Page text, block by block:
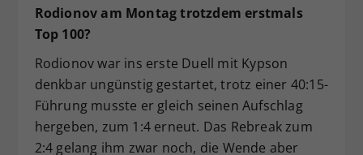
Rodionov am Montag trotzdem erstmals
Top 100?
Rodionov war ins erste Duell mit Kypson
denkbar ungünstig gestartet, trotz einer 40:15-
Führung musste er gleich seinen Aufschlag
hergeben, zum 1:4 erneut. Das Rebreak zum
2:4 gelang ihm zwar noch, die Wende aber